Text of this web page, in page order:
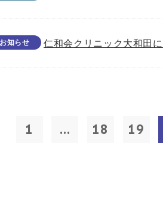
お知らせ 仁和会クリニック大和田
1 ... 18 19